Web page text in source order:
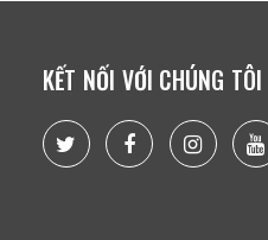
KẾT NỐI VỚI CHÚNG TÔI